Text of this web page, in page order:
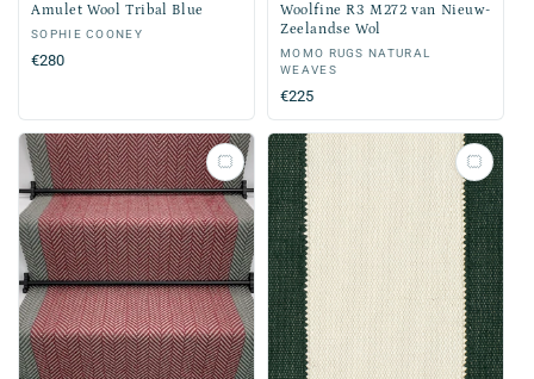
Amulet Wool Tribal Blue
Verkoper:
SOPHIE COONEY
Normale
€280
Woolfine R3 M272 van Nieuw-
Zeelandse Wol
Verkoper:
MOMO RUGS NATURAL
WEAVES
Normale
prijs
€225